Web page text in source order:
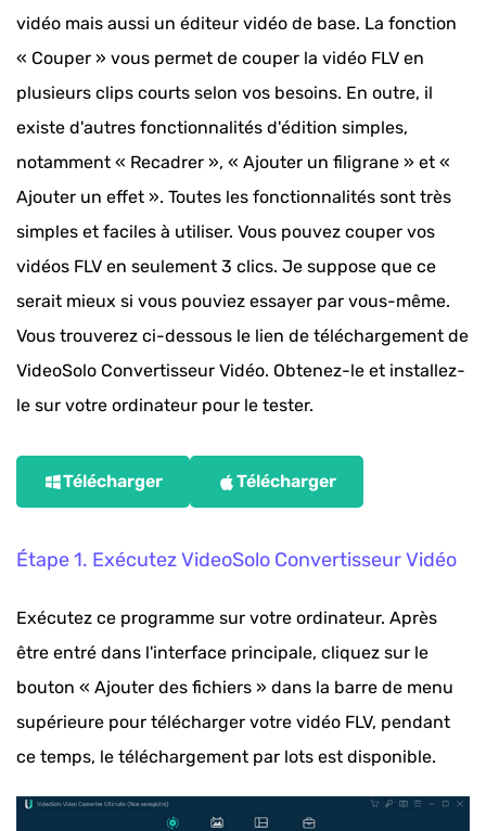
vidéo mais aussi un éditeur vidéo de base. La fonction
« Couper » vous permet de couper la vidéo FLV en
plusieurs clips courts selon vos besoins. En outre, il
existe d'autres fonctionnalités d'édition simples,
notamment « Recadrer », « Ajouter un filigrane » et «
Ajouter un effet ». Toutes les fonctionnalités sont très
simples et faciles à utiliser. Vous pouvez couper vos
vidéos FLV en seulement 3 clics. Je suppose que ce
serait mieux si vous pouviez essayer par vous-même.
Vous trouverez ci-dessous le lien de téléchargement de
VideoSolo Convertisseur Vidéo. Obtenez-le et installez-
le sur votre ordinateur pour le tester.
Télécharger Télécharger
Étape 1. Exécutez VideoSolo Convertisseur Vidéo
Exécutez ce programme sur votre ordinateur. Après
être entré dans l'interface principale, cliquez sur le
bouton « Ajouter des fichiers » dans la barre de menu
supérieure pour télécharger votre vidéo FLV, pendant
ce temps, le téléchargement par lots est disponible.